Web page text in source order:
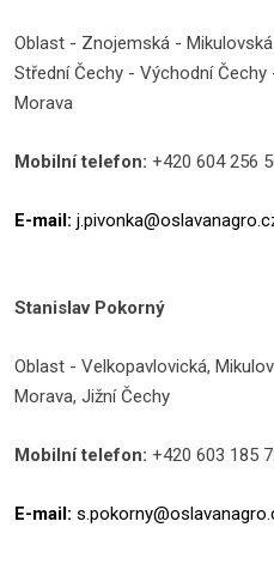
Oblast - Znojemská -
Střední Čechy - Východní Čechy
Morava
Mobilní telefon: +420 604 256
E-mail:
Stanislav Pokorný
Oblast - Velkopavlovická,
Morava, Jižní Čechy
Mobilní telefon: +420 603 185
E-mail: